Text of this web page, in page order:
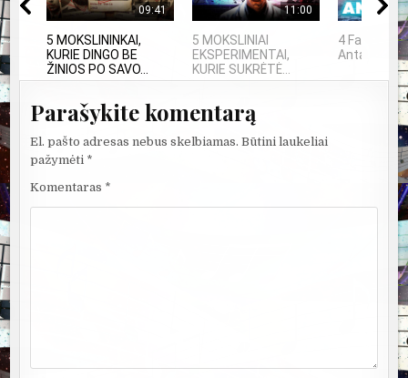
09:41
5 MOKSLININKAI,
KURIE DINGO BE
ŽINIOS PO SAVO...
11:00
5 MOKSLINIAI
EKSPERIMENTAI,
KURIE SUKRĖTĖ...
4 Faktai
Antarktidą
Parašykite komentarą
El. pašto adresas nebus skelbiamas. Būtini laukeliai
pažymėti *
Komentaras *